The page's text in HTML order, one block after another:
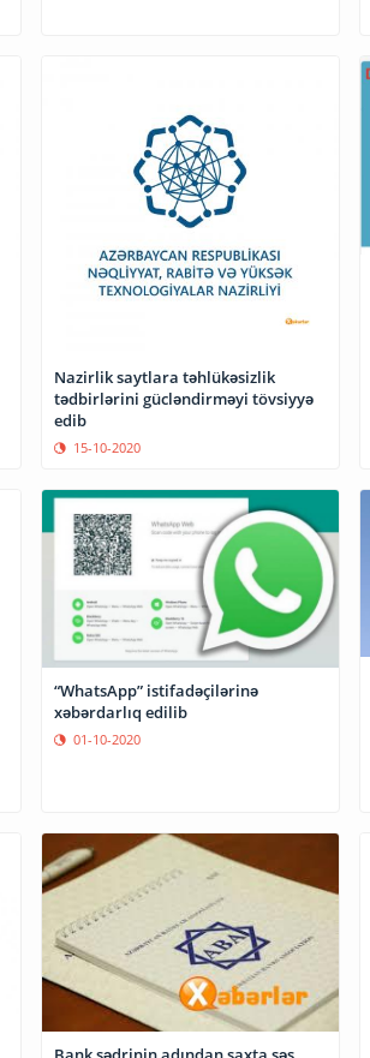
Nazirlik saytlara təhlükəsizlik
tədbirlərini gücləndirməyi tövsiyyə
edib
15-10-2020
“WhatsApp” istifadəçilərinə
xəbərdarlıq edilib
01-10-2020